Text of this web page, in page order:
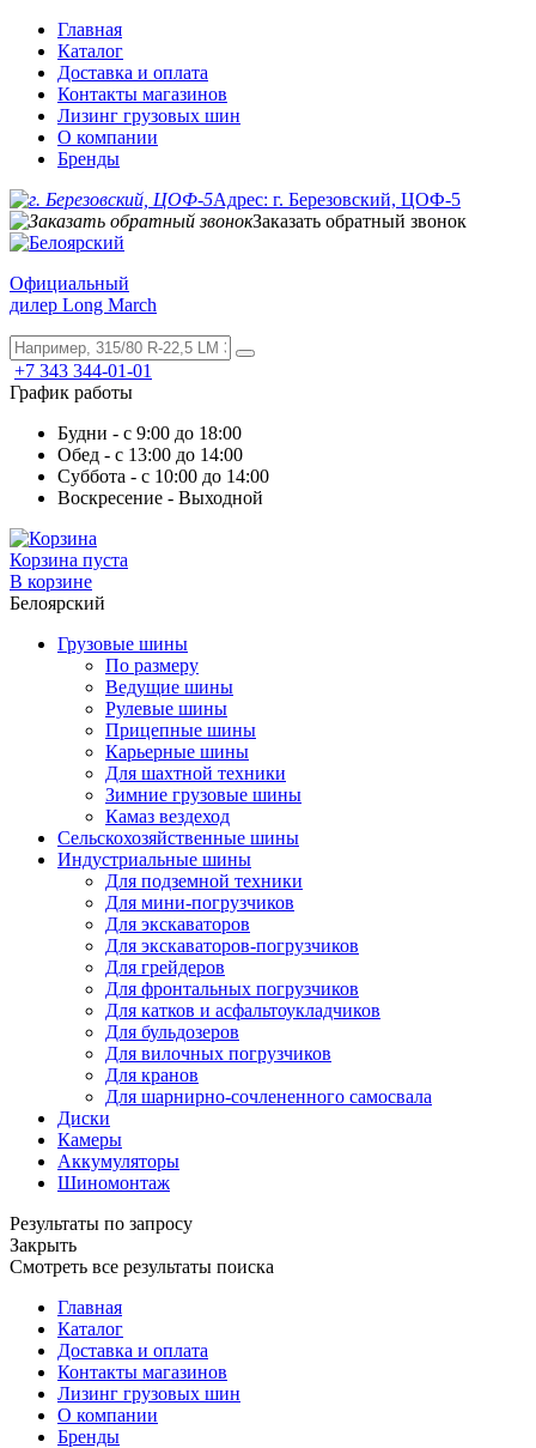
Главная
Каталог
Доставка и оплата
Контакты магазинов
Лизинг грузовых шин
О компании
Бренды
Адрес: г. Березовский, ЦОФ-5
Заказать обратный звонок
Официальный
дилер Long March
+7 343 344-01-01
График работы
Будни - с 9:00 до 18:00
Обед - с 13:00 до 14:00
Суббота - с 10:00 до 14:00
Воскресение - Выходной
Корзина пуста
В корзине
Белоярский
Грузовые шины
По размеру
Ведущие шины
Рулевые шины
Прицепные шины
Карьерные шины
Для шахтной техники
Зимние грузовые шины
Камаз вездеход
Сельскохозяйственные шины
Индустриальные шины
Для подземной техники
Для мини-погрузчиков
Для экскаваторов
Для экскаваторов-погрузчиков
Для грейдеров
Для фронтальных погрузчиков
Для катков и асфальтоукладчиков
Для бульдозеров
Для вилочных погрузчиков
Для кранов
Для шарнирно-сочлененного самосвала
Диски
Камеры
Аккумуляторы
Шиномонтаж
Результаты по запросу
Закрыть
Смотреть все результаты поиска
Главная
Каталог
Доставка и оплата
Контакты магазинов
Лизинг грузовых шин
О компании
Бренды